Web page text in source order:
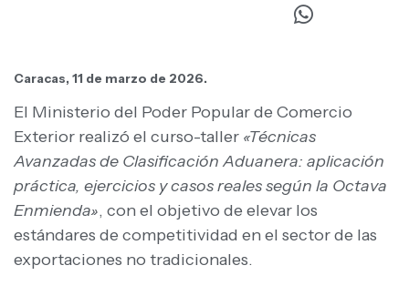
Caracas, 11 de marzo de 2026.
El Ministerio del Poder Popular de Comercio
Exterior realizó el curso-taller «Técnicas
Avanzadas de Clasificación Aduanera: aplicación
práctica, ejercicios y casos reales según la Octava
Enmienda», con el objetivo de elevar los
estándares de competitividad en el sector de las
exportaciones no tradicionales.